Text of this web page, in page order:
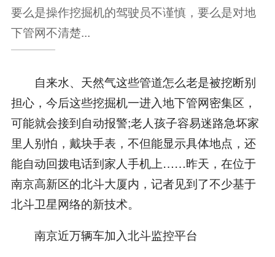
要么是操作挖掘机的驾驶员不谨慎，要么是对地
下管网不清楚...
自来水、天然气这些管道怎么老是被挖断别
担心，今后这些挖掘机一进入地下管网密集区，
可能就会接到自动报警;老人孩子容易迷路急坏家
里人别怕，戴块手表，不但能显示具体地点，还
能自动回拨电话到家人手机上……昨天，在位于
南京高新区的北斗大厦内，记者见到了不少基于
北斗卫星网络的新技术。
南京近万辆车加入北斗监控平台